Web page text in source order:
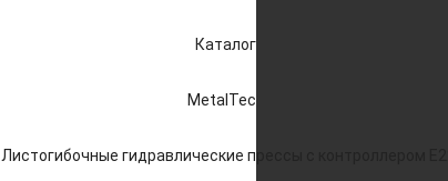
Каталог
MetalTec
Листогибочные гидравлические прессы с контроллером E22